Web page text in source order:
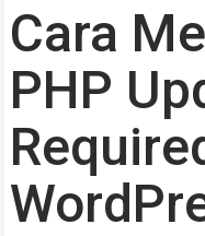
Cara
PHP